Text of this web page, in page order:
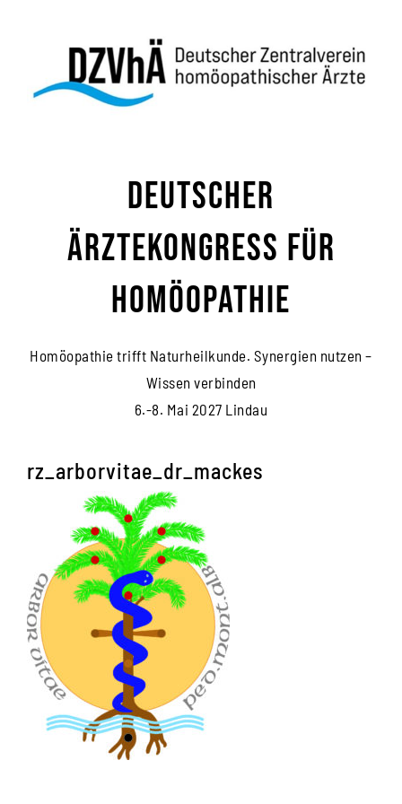
Deutscher
Ärztekongress für
Homöopathie
Homöopathie trifft Naturheilkunde. Synergien nutzen –
Wissen verbinden
6.-8. Mai 2027 Lindau
rz_arborvitae_dr_mackes